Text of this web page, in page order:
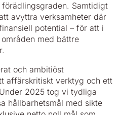
Samtidigt
avyttra verksamheter där
potential – för att i
med bättre
och ambitiöst
affärskritiskt verktyg och ett
2025 tog vi tydliga
hållbarhetsmål med sikte